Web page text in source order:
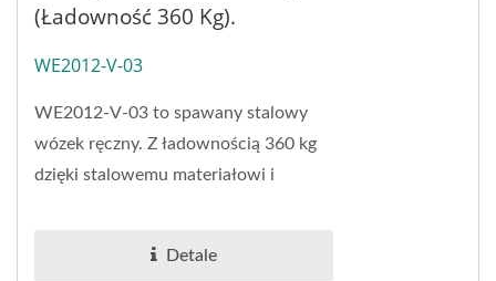
(ładowność 360 Kg).
WE2012-V-03
WE2012-V-03 to spawany stalowy
wózek ręczny. Z ładownością 360 kg
dzięki stalowemu materiałowi i
Detale